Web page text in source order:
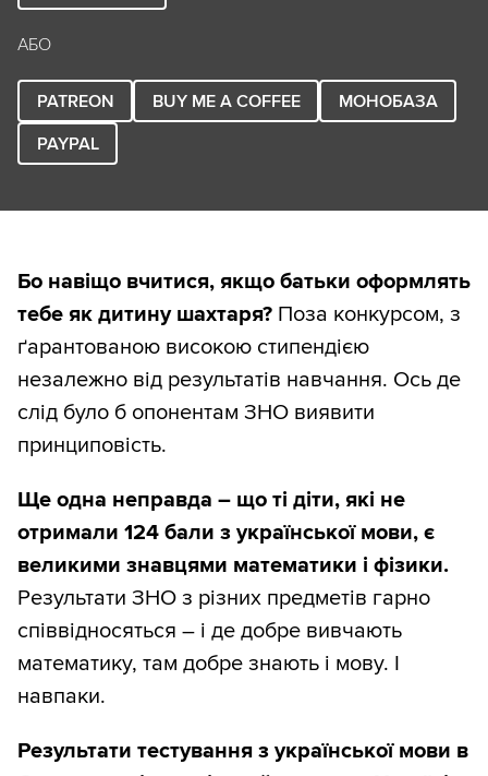
АБО
PATREON BUY ME A COFFEE
МОНОБАЗА
PAYPAL
Бо навіщо вчитися, якщо батьки оформлять
тебе як дитину шахтаря? Поза конкурсом, з
ґарантованою високою стипендією
незалежно від результатів навчання. Ось де
слід було б опонентам ЗНО виявити
принциповість.
Ще одна неправда – що ті діти, які не
отримали 124 бали з української мови, є
великими знавцями математики і фізики.
Результати ЗНО з різних предметів гарно
співвідносяться – і де добре вивчають
математику, там добре знають і мову. І
навпаки.
Результати тестування з української мови в